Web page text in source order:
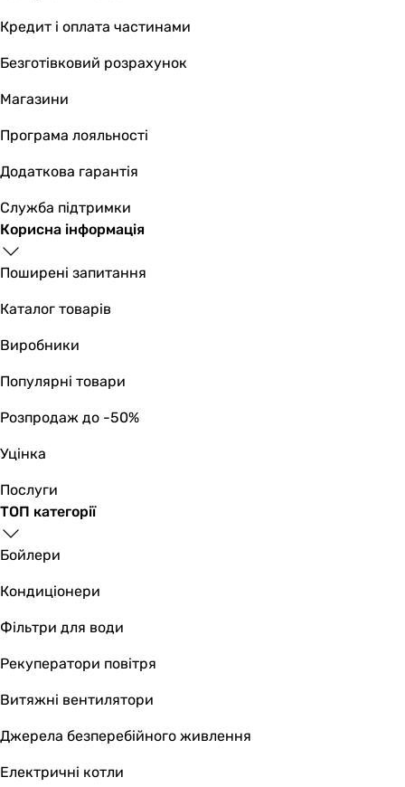
Кредит і оплата частинами
Безготівковий розрахунок
Магазини
Програма лояльності
Додаткова гарантія
Служба підтримки
Корисна інформація
Поширені запитання
Каталог товарів
Виробники
Популярні товари
Розпродаж до -50%
Уцінка
Послуги
ТОП категорії
Бойлери
Кондиціонери
Фільтри для води
Рекуператори повітря
Витяжні вентилятори
Джерела безперебійного живлення
Електричні котли